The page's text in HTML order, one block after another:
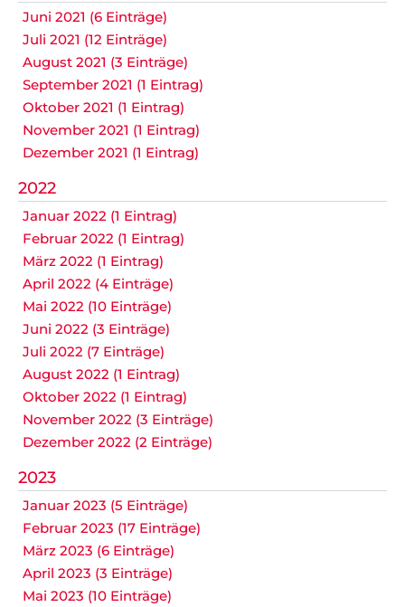
Juni 2021 (6 Einträge)
Juli 2021 (12 Einträge)
August 2021 (3 Einträge)
September 2021 (1 Eintrag)
Oktober 2021 (1 Eintrag)
November 2021 (1 Eintrag)
Dezember 2021 (1 Eintrag)
2022
Januar 2022 (1 Eintrag)
Februar 2022 (1 Eintrag)
März 2022 (1 Eintrag)
April 2022 (4 Einträge)
Mai 2022 (10 Einträge)
Juni 2022 (3 Einträge)
Juli 2022 (7 Einträge)
August 2022 (1 Eintrag)
Oktober 2022 (1 Eintrag)
November 2022 (3 Einträge)
Dezember 2022 (2 Einträge)
2023
Januar 2023 (5 Einträge)
Februar 2023 (17 Einträge)
März 2023 (6 Einträge)
April 2023 (3 Einträge)
Mai 2023 (10 Einträge)